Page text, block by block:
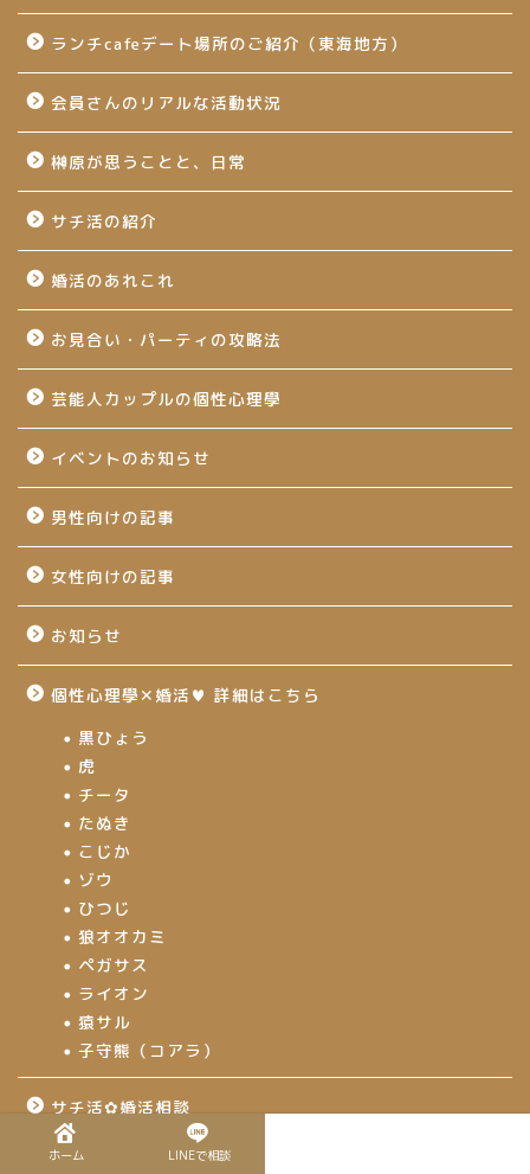
ランチcafeデート場所のご紹介（東海地方）
会員さんのリアルな活動状況
榊原が思うことと、日常
サチ活の紹介
婚活のあれこれ
お見合い・パーティの攻略法
芸能人カップルの個性心理學
イベントのお知らせ
男性向けの記事
女性向けの記事
お知らせ
個性心理學✕婚活♥ 詳細はこちら
黒ひょう
虎
チータ
たぬき
こじか
ゾウ
ひつじ
狼オオカミ
ペガサス
ライオン
猿サル
子守熊（コアラ）
サチ活✿婚活相談
未分類
ホーム LINEで相談